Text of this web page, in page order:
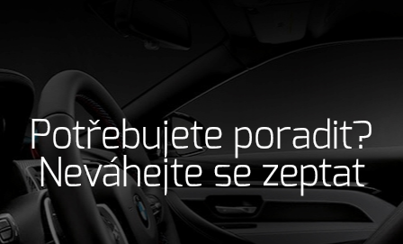
Potřebujete poradit?
Neváhejte se zeptat